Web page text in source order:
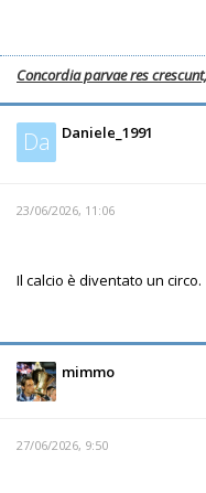
Concordia parvae res
Da Daniele_1991
23/06/2026, 11:06
Il calcio è diventato un circo.
mimmo
27/06/2026, 9:50